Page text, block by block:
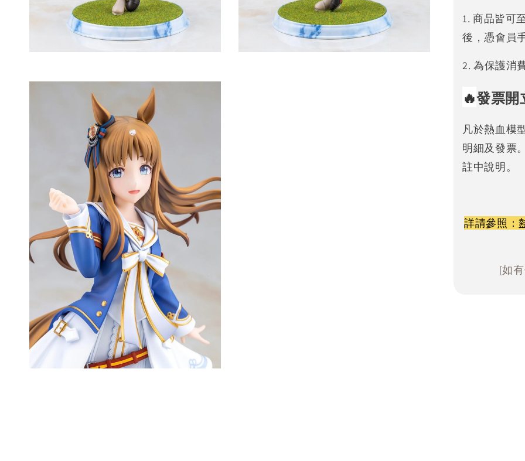
1. 商品皆可
後，憑會員
2. 為保護消
🔥發票開
凡於熱血模
明細及發票
註中說明。
詳請參照：
[如